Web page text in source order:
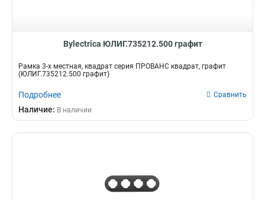
Bylectrica ЮЛИГ.735212.500 графит
Рамка 3-х местная, квадрат серия ПРОВАНС квадрат, графит
(ЮЛИГ.735212.500 графит)
Подробнее Сравнить
Наличие: В наличии